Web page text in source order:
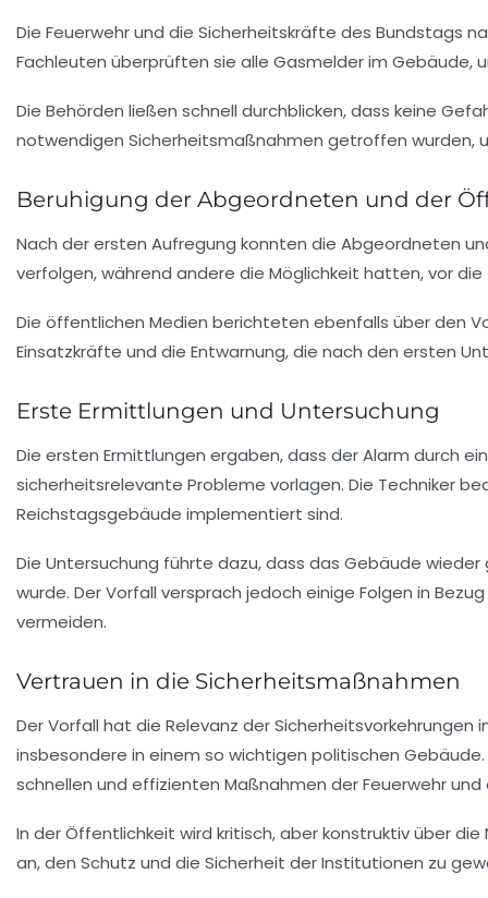
Die Feuerwehr und die Sicherheitskräfte des Bundstags
Fachleuten überprüften sie alle Gasmelder im Gebäude,
Die Behörden ließen schnell durchblicken, dass keine
notwendigen Sicherheitsmaßnahmen getroffen wurden,
Beruhigung der Abgeordneten und der
Nach der ersten Aufregung konnten die Abgeordneten
verfolgen, während andere die Möglichkeit hatten, vor
Die öffentlichen Medien berichteten ebenfalls über den
Einsatzkräfte und die Entwarnung, die nach den ersten
Erste Ermittlungen und Untersuchung
Die ersten Ermittlungen ergaben, dass der Alarm durch
sicherheitsrelevante Probleme vorlagen. Die Techniker
Reichstagsgebäude implementiert sind.
Die Untersuchung führte dazu, dass das Gebäude
wurde. Der Vorfall versprach jedoch einige Folgen in
vermeiden.
Vertrauen in die Sicherheitsmaßnahmen
Der Vorfall hat die Relevanz der Sicherheitsvorkehrungen
insbesondere in einem so wichtigen politischen
schnellen und effizienten Maßnahmen der Feuerwehr
In der Öffentlichkeit wird kritisch, aber konstruktiv über
an, den Schutz und die Sicherheit der Institutionen zu